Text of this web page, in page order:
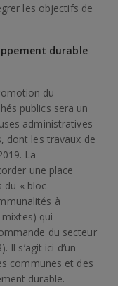
les objectifs de
durable
du
publics sera un
administratives
dont les travaux de
La
une place
du « bloc
à
qui
du secteur
Il s’agit ici d’un
communes et des
durable.